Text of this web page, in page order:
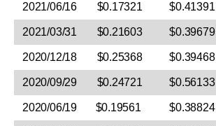
2021/06/16 $0.17321 $0.41391
2021/03/31 $0.21603 $0.39679
2020/12/18 $0.25368 $0.39468
2020/09/29 $0.24721 $0.56133
2020/06/19 $0.19561 $0.38824